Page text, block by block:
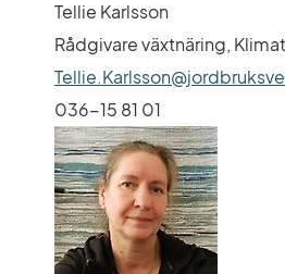
Tellie Karlsson
Rådgivare växtnäring,
036-15 81 01